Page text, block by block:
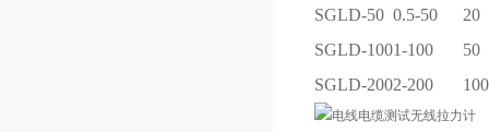
SGLD-50 0.5-50
20
SGLD-1001-100
50
SGLD-2002-200 100